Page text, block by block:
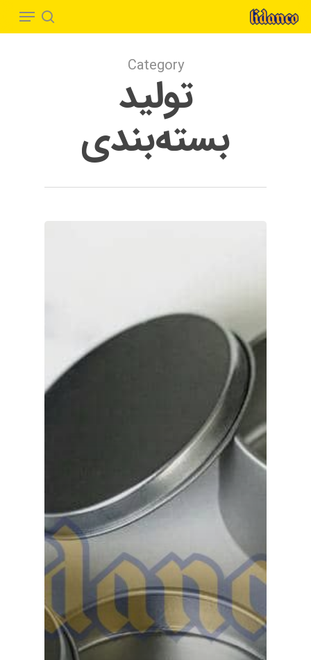
search
Menu
Category
تولید
بسته‌بندی